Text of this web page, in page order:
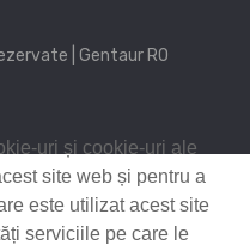
| Gentaur RO
uri și cookie-uri ale
site web și pentru a
este utilizat acest site
serviciile pe care le